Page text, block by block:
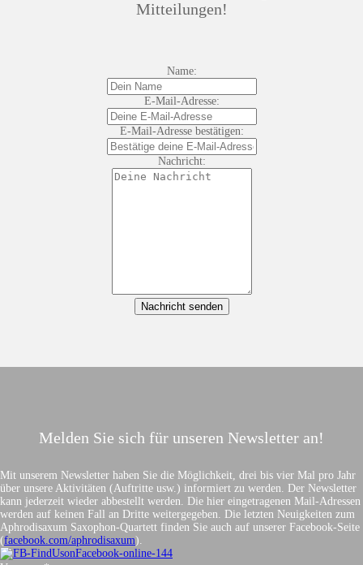
Mitteilungen!
Name:
E-Mail-Adresse:
E-Mail-Adresse bestätigen:
Nachricht:
Melden Sie sich für unseren Newsletter an!
Mit unserem Newsletter haben Sie die Möglichkeit, drei bis vier Mal pro Jahr
über unsere Aktivitäten (Auftritte usw.) informiert zu werden. Der Newsletter
kann jederzeit wieder abbestellt werden. Die hier eingetragenen Mail-Adressen
werden auf keinen Fall an Dritte weitergegeben. Die letzten Neuigkeiten zum
Aphrodisaxum Saxophon-Quartett finden Sie auch auf unserer Facebook-Seite
(facebook.com/aphrodisaxum).